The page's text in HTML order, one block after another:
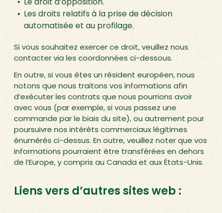
Les droits relatifs à la prise de décision
automatisée et au profilage.
Si vous souhaitez exercer ce droit, veuillez nous
contacter via les coordonnées ci-dessous.
En outre, si vous êtes un résident européen, nous
notons que nous traitons vos informations afin
d’exécuter les contrats que nous pourrions avoir
avec vous (par exemple, si vous passez une
commande par le biais du site), ou autrement pour
poursuivre nos intérêts commerciaux légitimes
énumérés ci-dessus. En outre, veuillez noter que vos
informations pourraient être transférées en dehors
de l’Europe, y compris au Canada et aux États-Unis.
Liens vers d’autres sites web :